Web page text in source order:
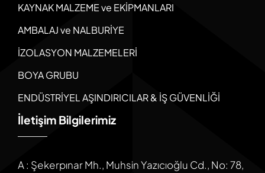
KAYNAK MALZEME ve EKİPMANLARI
AMBALAJ ve NALBURİYE
İZOLASYON MALZEMELERİ
BOYA GRUBU
ENDÜSTRİYEL AŞINDIRICILAR & İŞ GÜVENLİĞİ
İletişim Bilgilerimiz
A : Şekerpınar Mh., Muhsin Yazıcıoğlu Cd., No: 78,